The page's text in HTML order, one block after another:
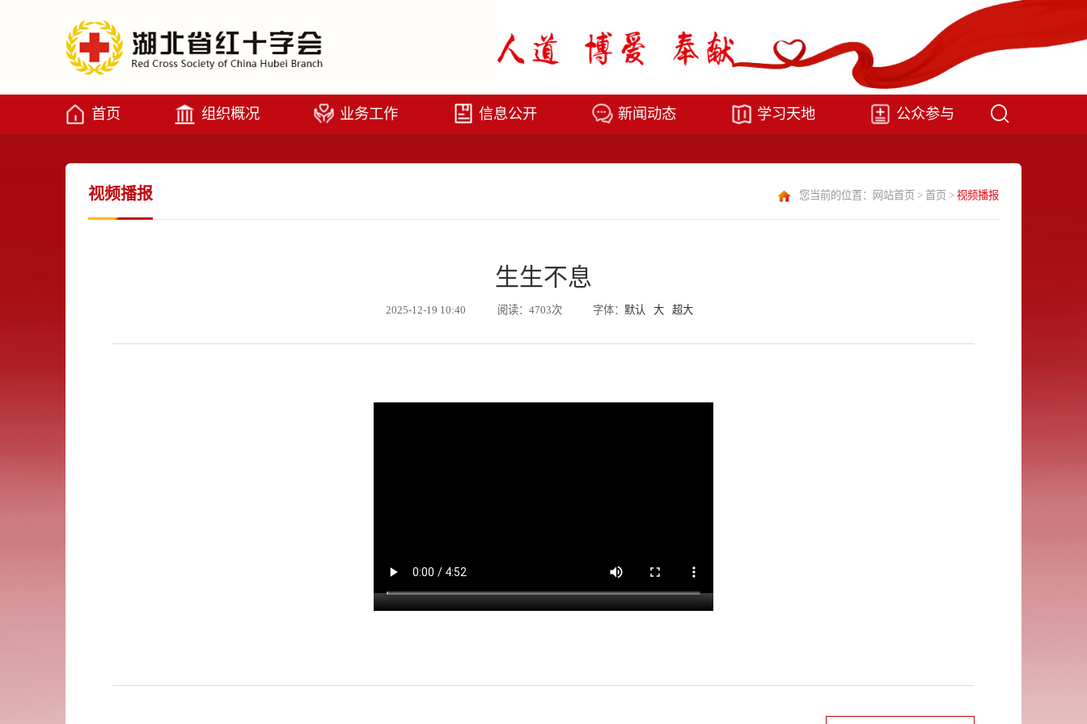
首页 组织概况 业务工作 信息公开 新闻动态 学习天地 公众参与
视频播报 您当前的位置： 网站首页 >首页 >视频播报
生生不息
2025-12-19 10:40 阅读：4703次 字体：默认 大 超大